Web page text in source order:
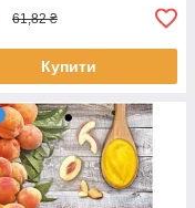
61,82 ₴
Купити